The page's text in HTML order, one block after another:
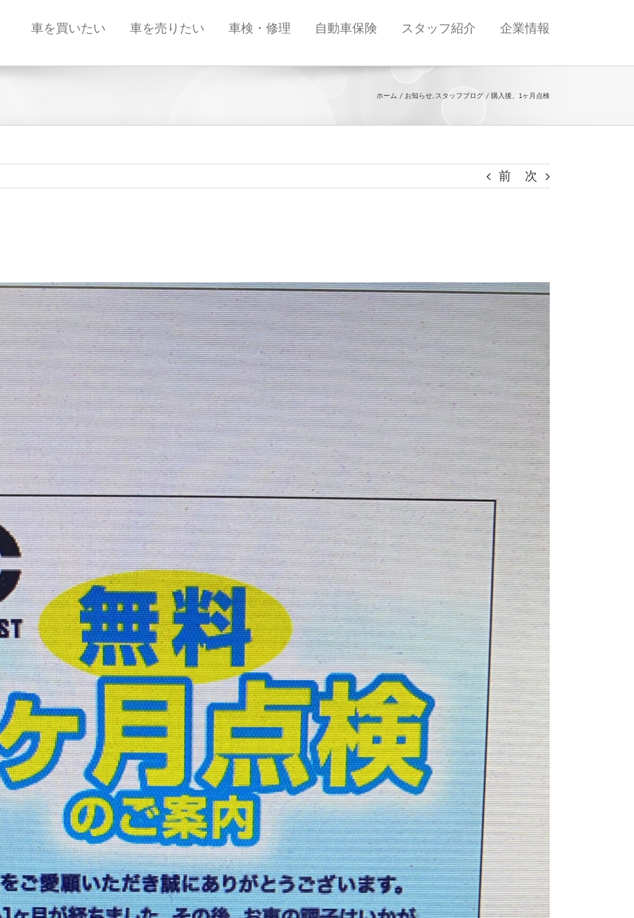
車を買いたい 車を売りたい 車検・修理 自動車保険 スタッフ紹介 企業情報
ホーム お知らせ スタッフブログ 購入後、1ヶ月点検
前 次